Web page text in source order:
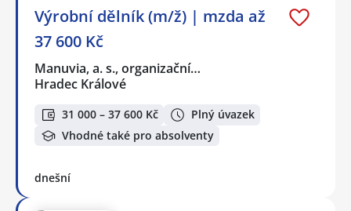
Výrobní dělník (m/ž) | mzda až
37 600 Kč
Manuvia, a. s., organizační…
Hradec Králové
31 000 – 37 600 Kč
Plný úvazek
Vhodné také pro absolventy
dnešní